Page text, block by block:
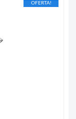
OFERTA!